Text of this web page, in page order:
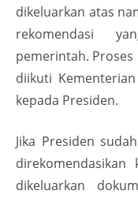
dikeluarkan atas
rekomendasi
pemerintah.
diikuti
kepada Presiden.
Jika Presiden
direkomendasikan
dikeluarkan